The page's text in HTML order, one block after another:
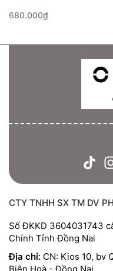
680.000₫
CTY TNHH SX TM DV
Số ĐKKD 3604031743
Chính Tỉnh Đồng Nai
Địa chỉ: CN: Kios 10, bv
Biên Hoà - Đồng Nai